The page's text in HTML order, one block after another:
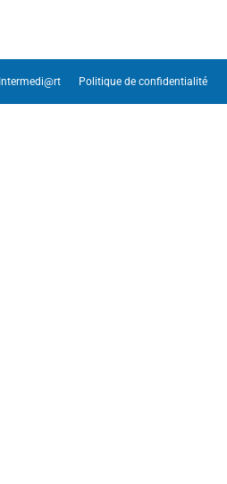
Intermedi@rt Politique de confidentialité